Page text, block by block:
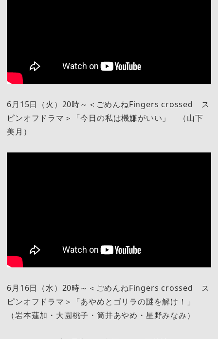
6月15日（火）20時～＜ごめんねFingers crossed ス
ピンオフドラマ＞「今日の私は機嫌がいい」 （山下
美月）
6月16日（水）20時～＜ごめんねFingers crossed ス
ピンオフドラマ＞「あやめとゴリラの謎を解け！」
（岩本蓮加・大園桃子・筒井あやめ・星野みなみ）